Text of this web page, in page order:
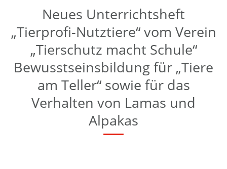
Neues Unterrichtsheft
„Tierprofi-Nutztiere“ vom Verein
„Tierschutz macht Schule“
Bewusstseinsbildung für „Tiere
am Teller“ sowie für das
Verhalten von Lamas und
Alpakas